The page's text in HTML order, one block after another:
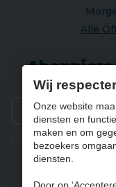
Alle
Ik geef de
verwerken zoals
Wij
Onze website
diensten en
maken en om
bezoekers
diensten.